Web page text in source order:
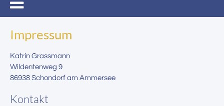
Impressum
Katrin Grassmann
Wildentenweg 9
86938 Schondorf am Ammersee
Kontakt